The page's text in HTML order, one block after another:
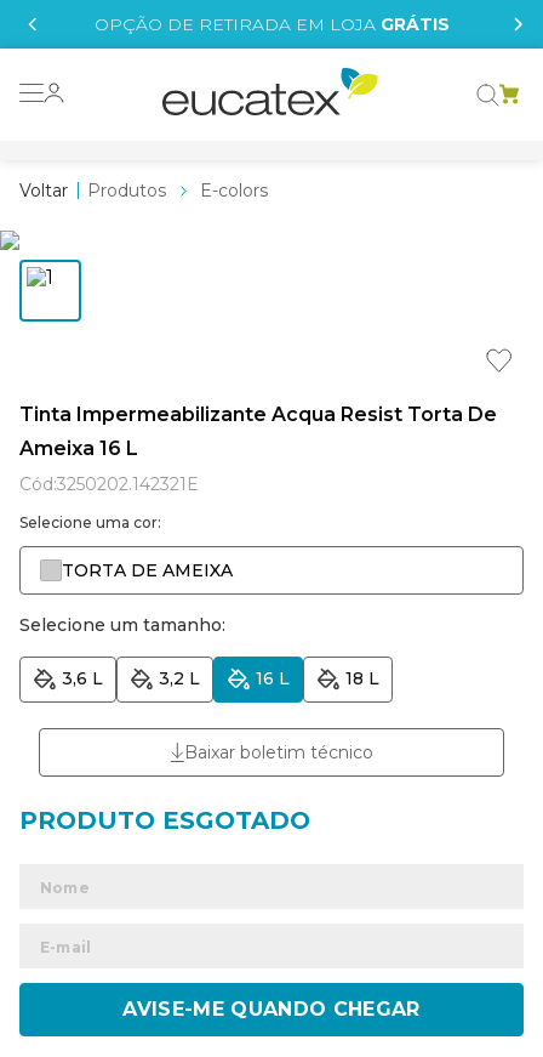
OPÇÃO DE RETIRADA EM LOJA GRÁTIS
Produtos E-colors
Tinta Impermeabilizante Acqua Resist Torta De
Ameixa 16 L
Cód:3250202.142321E
Selecione uma cor:
TORTA DE AMEIXA
Selecione um tamanho:
3,6 L 3,2 L 16 L 18 L
Baixar boletim técnico
ENVIAR
tinta
tinta